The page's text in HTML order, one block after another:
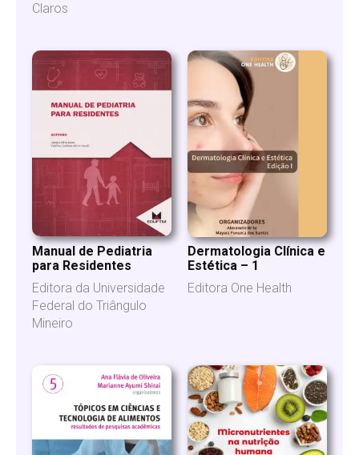
Claros
Manual de Pediatria
para Residentes
Editora da Universidade
Federal do Triângulo
Mineiro
Dermatologia Clínica e
Estética – 1
Editora One Health